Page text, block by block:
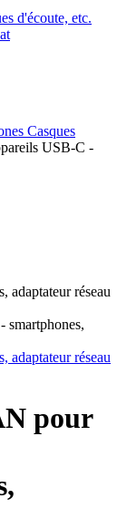
d'écoute, etc.
Casques
USB-C -
smartphones,
pour